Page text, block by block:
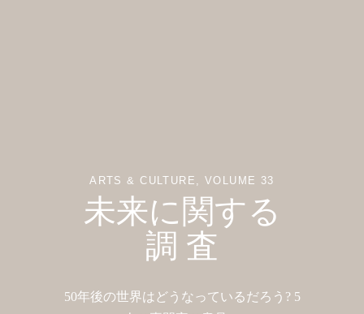
ARTS & CULTURE VOLUME 33
未来に関する
調 査
50年後の世界はどうなっているだろう? 5